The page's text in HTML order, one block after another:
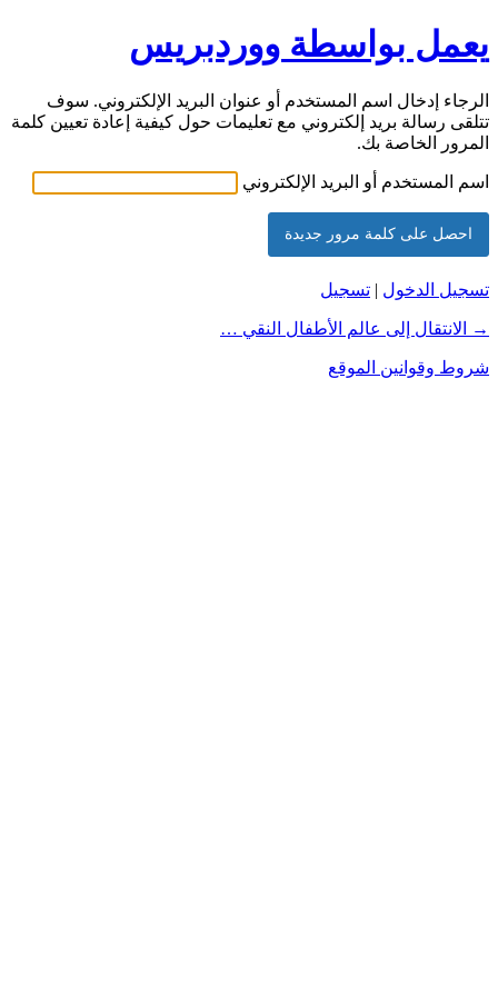
يعمل بواسطة ووردبريس
الرجاء إدخال اسم المستخدم أو عنوان البريد الإلكتروني. سوف
تتلقى رسالة بريد إلكتروني مع تعليمات حول كيفية إعادة تعيين كلمة
المرور الخاصة بك.
اسم المستخدم أو البريد الإلكتروني
تسجيل الدخول | تسجيل
→ الانتقال إلى عالم الأطفال النقي …
شروط وقوانين الموقع